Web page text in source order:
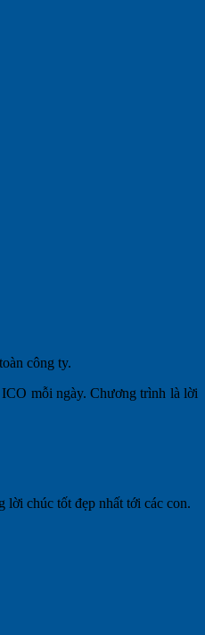
công ty.
mỗi ngày. Chương trình là lời
chúc tốt đẹp nhất tới các con.